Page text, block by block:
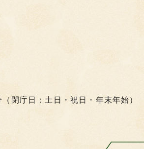
閉庁日：土日・祝日・年末年始）